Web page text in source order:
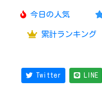
今日の人気
累計ランキング
Twitter LINE